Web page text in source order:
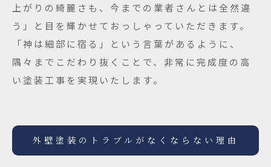
上がりの綺麗さも、今までの業者さんとは全然違
う」と目を輝かせておっしゃっていただきます。
「神は細部に宿る」という言葉があるように、
隅々までこだわり抜くことで、非常に完成度の高
い塗装工事を実現いたします。
外壁塗装のトラブルがなくならない理由